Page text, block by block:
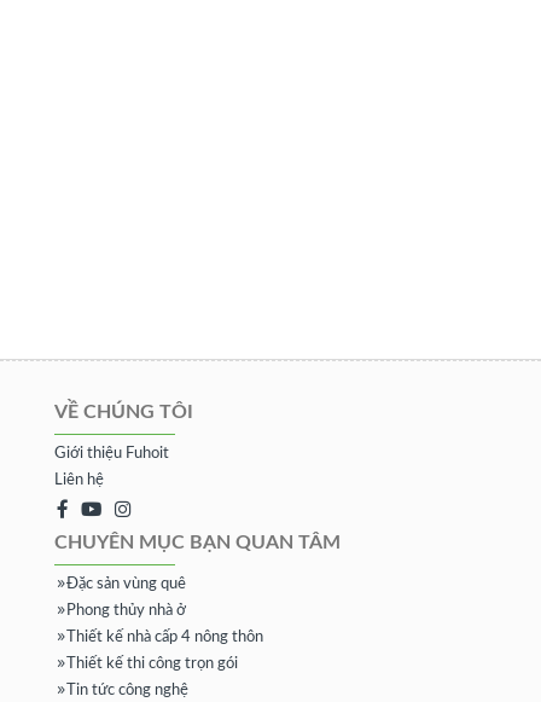
VỀ CHÚNG TÔI
Giới thiệu Fuhoit
Liên hệ
CHUYÊN MỤC BẠN QUAN TÂM
Đặc sản vùng quê
Phong thủy nhà ở
Thiết kế nhà cấp 4 nông thôn
Thiết kế thi công trọn gói
Tin tức công nghệ